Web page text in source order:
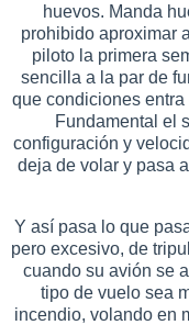
huevos. Manda
prohibido aproximar
piloto la primera
sencilla a la par de
que condiciones
Fundamental el
configuración y
deja de volar y pasa
Y así pasa lo que
pero excesivo, de
cuando su avión se
tipo de vuelo sea
incendio, volando en